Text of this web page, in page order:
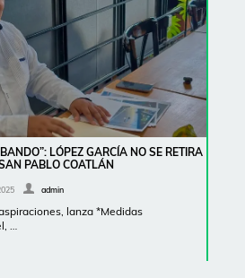
LÓPEZ GARCÍA NO SE RETIRA
PABLO COATLÁN
admin
lanza *Medidas
…